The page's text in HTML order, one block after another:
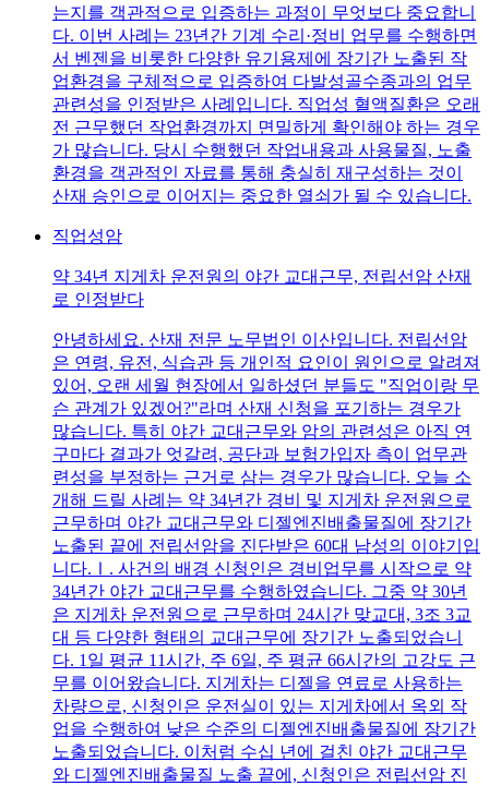
는지를 객관적으로 입증하는 과정이 무엇보다 중요합니
다. 이번 사례는 23년간 기계 수리·정비 업무를 수행하면
서 벤젠을 비롯한 다양한 유기용제에 장기간 노출된 작
업환경을 구체적으로 입증하여 다발성골수종과의 업무
관련성을 인정받은 사례입니다. 직업성 혈액질환은 오래
전 근무했던 작업환경까지 면밀하게 확인해야 하는 경우
가 많습니다. 당시 수행했던 작업내용과 사용물질, 노출
환경을 객관적인 자료를 통해 충실히 재구성하는 것이
산재 승인으로 이어지는 중요한 열쇠가 될 수 있습니다.
직업성암
약 34년 지게차 운전원의 야간 교대근무, 전립선암 산재
로 인정받다
안녕하세요. 산재 전문 노무법인 이산입니다. 전립선암
은 연령, 유전, 식습관 등 개인적 요인이 원인으로 알려져
있어, 오랜 세월 현장에서 일하셨던 분들도 "직업이랑 무
슨 관계가 있겠어?"라며 산재 신청을 포기하는 경우가
많습니다. 특히 야간 교대근무와 암의 관련성은 아직 연
구마다 결과가 엇갈려, 공단과 보험가입자 측이 업무관
련성을 부정하는 근거로 삼는 경우가 많습니다. 오늘 소
개해 드릴 사례는 약 34년간 경비 및 지게차 운전원으로
근무하며 야간 교대근무와 디젤엔진배출물질에 장기간
노출된 끝에 전립선암을 진단받은 60대 남성의 이야기입
니다.Ⅰ. 사건의 배경 신청인은 경비업무를 시작으로 약
34년간 야간 교대근무를 수행하였습니다. 그중 약 30년
은 지게차 운전원으로 근무하며 24시간 맞교대, 3조 3교
대 등 다양한 형태의 교대근무에 장기간 노출되었습니
다. 1일 평균 11시간, 주 6일, 주 평균 66시간의 고강도 근
무를 이어왔습니다. 지게차는 디젤을 연료로 사용하는
차량으로, 신청인은 운전실이 있는 지게차에서 옥외 작
업을 수행하여 낮은 수준의 디젤엔진배출물질에 장기간
노출되었습니다. 이처럼 수십 년에 걸친 야간 교대근무
와 디젤엔진배출물질 노출 끝에, 신청인은 전립선암 진